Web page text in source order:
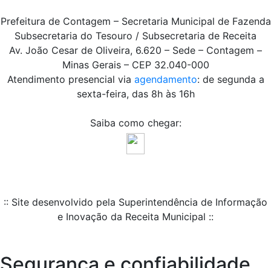
Prefeitura de Contagem – Secretaria Municipal de Fazenda
Subsecretaria do Tesouro / Subsecretaria de Receita
Av. João Cesar de Oliveira, 6.620 – Sede – Contagem –
Minas Gerais – CEP 32.040-000
Atendimento presencial via agendamento: de segunda a
sexta-feira, das 8h às 16h
Saiba como chegar:
:: Site desenvolvido pela Superintendência de Informação
e Inovação da Receita Municipal ::